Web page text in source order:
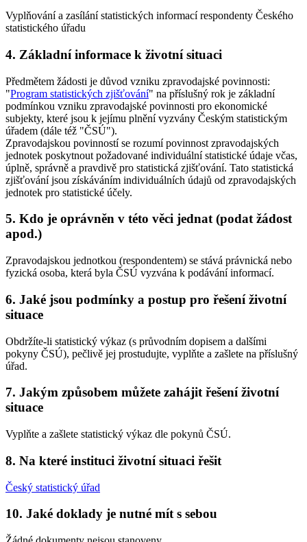
Vyplňování a zasílání statistických informací respondenty Českého
statistického úřadu
4. Základní informace k životní situaci
Předmětem žádosti je důvod vzniku zpravodajské povinnosti:
"Program statistických zjišťování" na příslušný rok je základní
podmínkou vzniku zpravodajské povinnosti pro ekonomické
subjekty, které jsou k jejímu plnění vyzvány Českým statistickým
úřadem (dále též "ČSÚ").
Zpravodajskou povinností se rozumí povinnost zpravodajských
jednotek poskytnout požadované individuální statistické údaje včas,
úplně, správně a pravdivě pro statistická zjišťování. Tato statistická
zjišťování jsou získáváním individuálních údajů od zpravodajských
jednotek pro statistické účely.
5. Kdo je oprávněn v této věci jednat (podat žádost
apod.)
Zpravodajskou jednotkou (respondentem) se stává právnická nebo
fyzická osoba, která byla ČSÚ vyzvána k podávání informací.
6. Jaké jsou podmínky a postup pro řešení životní
situace
Obdržíte-li statistický výkaz (s průvodním dopisem a dalšími
pokyny ČSÚ), pečlivě jej prostudujte, vyplňte a zašlete na příslušný
úřad.
7. Jakým způsobem můžete zahájit řešení životní
situace
Vyplňte a zašlete statistický výkaz dle pokynů ČSÚ.
8. Na které instituci životní situaci řešit
Český statistický úřad
10. Jaké doklady je nutné mít s sebou